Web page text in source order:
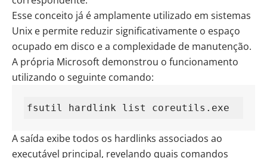
Esse conceito já é amplamente utilizado em sistemas
Unix e permite reduzir significativamente o espaço
ocupado em disco e a complexidade de manutenção.
A própria Microsoft demonstrou o funcionamento
utilizando o seguinte comando:
fsutil hardlink list coreutils.exe
A saída exibe todos os hardlinks associados ao
executável principal, revelando quais comandos